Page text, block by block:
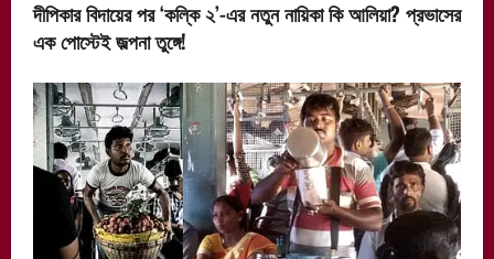
দীপিকার বিদায়ের পর ‘কল্কি ২’-এর নতুন নায়িকা কি আলিয়া? প্রভাসের
এক পোস্টেই জল্পনা তুঙ্গে!